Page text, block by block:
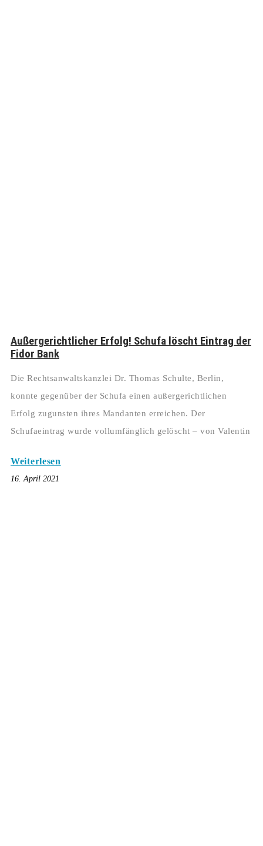
Außergerichtlicher Erfolg! Schufa löscht Eintrag der
Fidor Bank
Die Rechtsanwaltskanzlei Dr. Thomas Schulte, Berlin,
konnte gegenüber der Schufa einen außergerichtlichen
Erfolg zugunsten ihres Mandanten erreichen. Der
Schufaeintrag wurde vollumfänglich gelöscht – von Valentin
Weiterlesen
16. April 2021